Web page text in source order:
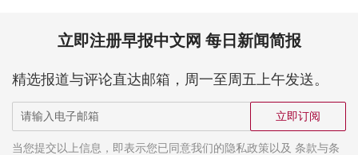
立即注册早报中文网 每日新闻简报
精选报道与评论直达邮箱，周一至周五上午发送。
立即订阅
当您提交以上信息，即表示您已同意我们的隐私政策以及 条款与条